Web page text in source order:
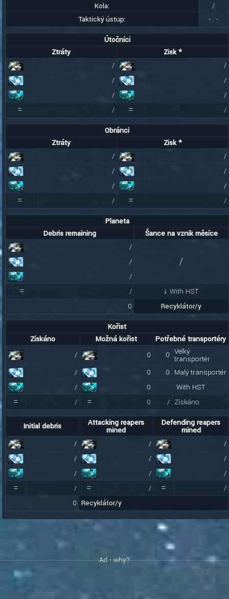
Kola:
/
Taktický ústup:
- :-
Útočníci
Ztráty
Zisk *
/
/
/
/
/
/
= / = /
Obránci
Ztráty
Zisk *
/
/
/
/
/
/
= / = /
Planeta
Debris remaining
Šance na vznik měsíce
/
/
/
/
= /
↓ With HST
0
Recyklátor/y
Kořist
Získáno
Možná kořist
Potřebné transportéry
/
0 0 Velký
transportér
/
0 0 Malý transportér
/
0 With HST
= / = 0 / Získáno
Initial debris Attacking reapers
mined
Defending reapers
mined
/
/
/
/
/
/
/
/ /
= / = / =
/
0 Recyklátor/y
Ad - why?